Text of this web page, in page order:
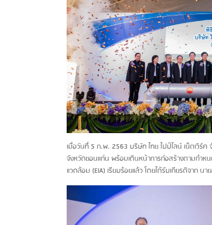
เมื่อวันที่่ 5 ก.พ. 2563 บริษัท ไทย ไปป์ไลน์ เน็ตเวิร์
จังหวัดขอนแก่น พร้อมเดินหน้าการก่อสร้างตามกำห
แวดล้อม (EIA) เรียบร้อยแล้ว โดยได้รับเกียรติจาก